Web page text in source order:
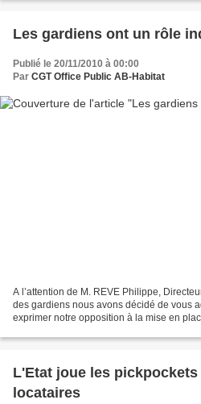
Les gardiens ont un rôle
Publié le 20/11/2010 à 00:00
Par CGT Office Public AB-Habitat
A l’attention de M. REVE Philippe,
des gardiens nous avons décidé de vous
exprimer notre opposition à la mise en
L'Etat joue les
locataires